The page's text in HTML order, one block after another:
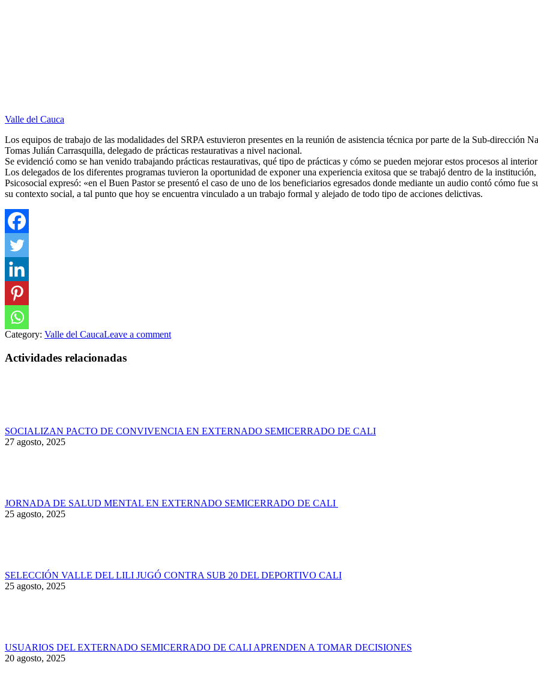
Valle del Cauca
Los equipos de trabajo de las modalidades del SRPA estuvieron presentes en la reunión de asistencia técnica por parte de la Sub-dirección
Tomas Julián Carrasquilla, delegado de prácticas restaurativas a nivel nacional.
Se evidenció como se han venido trabajando prácticas restaurativas, qué tipo de prácticas y cómo se pueden mejorar estos procesos al
Los delegados de los diferentes programas tuvieron la oportunidad de exponer una experiencia exitosa que se trabajó dentro de la
Psicosocial expresó: «en el Buen Pastor se presentó el caso de uno de los beneficiarios egresados donde mediante un audio contó cómo
su contexto social, a tal punto que hoy se encuentra vinculado a un trabajo formal y alejado de todo tipo de acciones delictivas.
Category: Valle del CaucaLeave a comment
Actividades relacionadas
SOCIALIZAN PACTO DE CONVIVENCIA EN EXTERNADO SEMICERRADO DE CALI
27 agosto, 2025
JORNADA DE SALUD MENTAL EN EXTERNADO SEMICERRADO DE CALI
25 agosto, 2025
SELECCIÓN VALLE DEL LILI JUGÓ CONTRA SUB 20 DEL DEPORTIVO CALI
25 agosto, 2025
USUARIOS DEL EXTERNADO SEMICERRADO DE CALI APRENDEN A TOMAR DECISIONES
20 agosto, 2025